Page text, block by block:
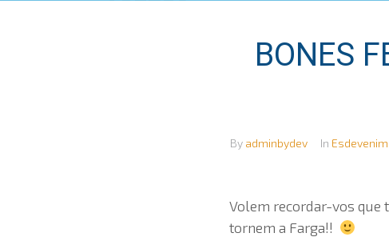
BONES
By adminbydev In
Volem recordar-vos que
tornem a Farga!!